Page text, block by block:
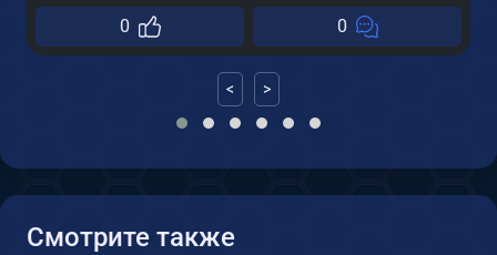
0 0
< >
Смотрите также